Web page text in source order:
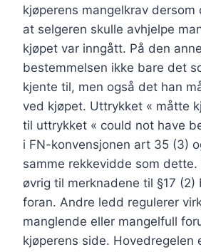
kjøperens mangelkrav
at selgeren skulle avhjelpe
kjøpet var inngått. På den
bestemmelsen ikke bare det
kjente til, men også det han
ved kjøpet. Uttrykket « måtte
til uttrykket « could not have
i FN-konvensjonen art 35 (3)
samme rekkevidde som
øvrig til merknadene til §17 (2)
foran. Andre ledd regulerer
manglende eller mangelfull
kjøperens side. Hovedregelen